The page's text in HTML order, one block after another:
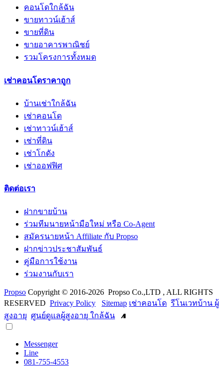
คอนโดใกล้ฉัน
ขายทาวน์เฮ้าส์
ขายที่ดิน
ขายอาคารพาณิชย์
รวมโครงการทั้งหมด
เช่าคอนโดราคาถูก
บ้านเช่าใกล้ฉัน
เช่าคอนโด
เช่าทาวน์เฮ้าส์
เช่าที่ดิน
เช่าโกดัง
เช่าออฟฟิศ
ติดต่อเรา
ฝากขายบ้าน
ร่วมทีมนายหน้ามือใหม่ หรือ Co-Agent
สมัครนายหน้า Affiliate กับ Propso
ฝากข่าวประชาสัมพันธ์
คู่มือการใช้งาน
ร่วมงานกับเรา
Propso Copyright © 2016-2026 Propso Co.,LTD , ALL RIGHTS
RESERVED Privacy Policy Sitemap เช่าคอนโด รีโนเวทบ้าน ผู้
สูงอายุ ศูนย์ดูแลผู้สูงอายุ ใกล้ฉัน
Messenger
Line
081-755-4553